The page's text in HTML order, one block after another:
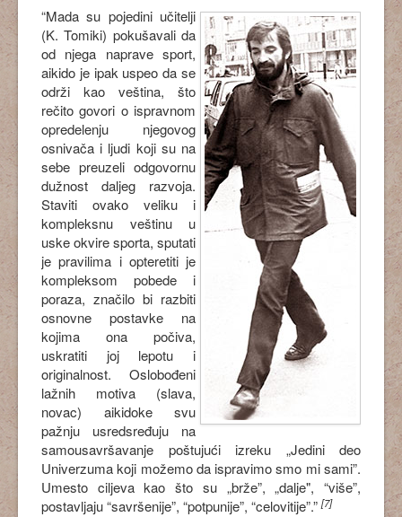
“Mada su pojedini učitelji
(K. Tomiki) pokušavali da
od njega naprave sport,
aikido je ipak uspeo da se
održi kao veština, što
rečito govori o ispravnom
opredelenju njegovog
osnivača i ljudi koji su na
sebe preuzeli odgovornu
dužnost daljeg razvoja.
Staviti ovako veliku i
kompleksnu veštinu u
uske okvire sporta, sputati
je pravilima i opteretiti je
kompleksom pobede i
poraza, značilo bi razbiti
osnovne postavke na
kojima ona počiva,
uskratiti joj lepotu i
originalnost. Oslobođeni
lažnih motiva (slava,
novac) aikidoke svu
pažnju usredsređuju na
samousavršavanje poštujući izreku „Jedini deo
Univerzuma koji možemo da ispravimo smo mi sami”.
Umesto ciljeva kao što su „brže”, „dalje", “više”,
postavljaju “savršenije”, “potpunije”, “celovitije”.”[7]